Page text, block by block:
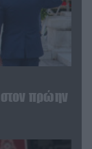
στον πρώην